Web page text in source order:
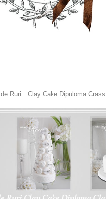
de Ruri Clay Cake Dipuloma Crass